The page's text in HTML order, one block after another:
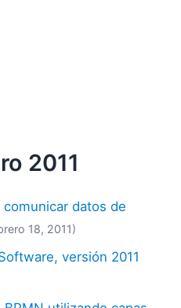
2011
datos de
18, 2011)
versión 2011